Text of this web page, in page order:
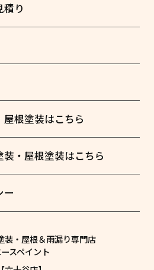
積り
根塗装はこちら
・屋根塗装はこちら
ー
装・屋根＆雨漏り専門店
スペイント